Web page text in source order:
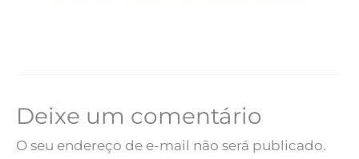
Deixe um comentário
O seu endereço de e-mail não será publicado.